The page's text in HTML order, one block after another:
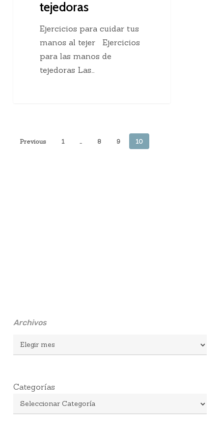
tejedoras
Ejercicios para cuidar tus
manos al tejer Ejercicios
para las manos de
tejedoras Las…
Previous 1 … 8 9 10
Archivos
Archivos
Categorías